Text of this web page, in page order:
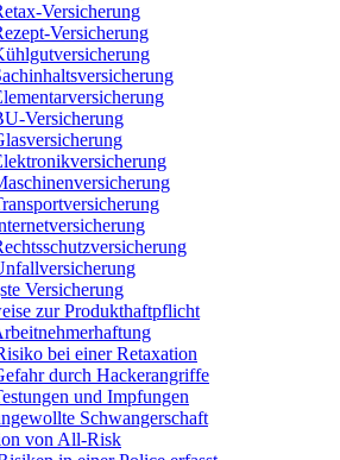
Versicherung
Versicherung
Versicherung
Versicherung
zur Produkthaftpflicht
bei einer Retaxation
durch Hackerangriffe
und Impfungen
Schwangerschaft
von All-Risk